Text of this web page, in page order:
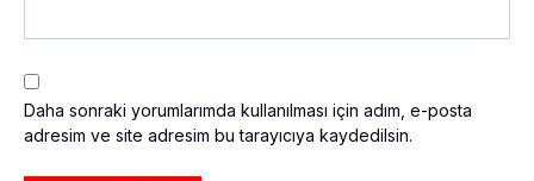
Daha sonraki yorumlarımda kullanılması için adım, e-posta
adresim ve site adresim bu tarayıcıya kaydedilsin.